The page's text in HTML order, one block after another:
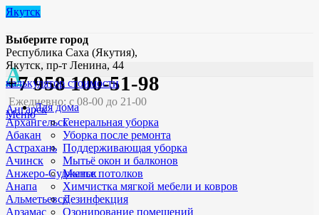
Якутск
Выберите город
А
Ангарск
Архангельск
Абакан
Астрахань
Ачинск
Анжеро-Судженск
Анапа
Альметьевск
Арзамас
Республика Саха (Якутия),
Якутск, пр-т Ленина, 44
+7 958 100-51-98
Ежедневно: с 08-00 до 21-00
Меню
калькулятор стоимости
Для дома
Генеральная уборка
Уборка после ремонта
Поддерживающая уборка
Мытьё окон и балконов
Мытье потолков
Химчистка мягкой мебели и ковров
Дезинфекция
Озонирование помещений